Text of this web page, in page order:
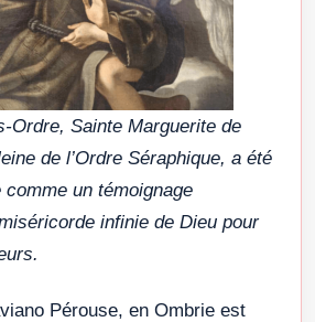
Ordre, Sainte Marguerite de
de l’Ordre Séraphique, a été
comme un témoignage
infinie de Dieu pour
Pérouse, en Ombrie est